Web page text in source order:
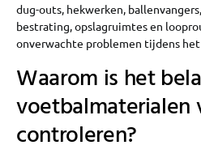
dug-outs, hekwerken,
bestrating, opslagruimtes en
onverwachte problemen tijdens
Waarom is het
voetbalmaterialen
controleren?